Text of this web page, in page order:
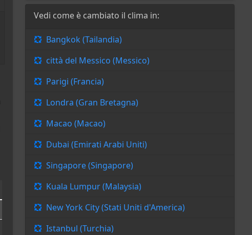
Vedi come è cambiato il clima in:
Bangkok (Tailandia)
città del Messico (Messico)
Parigi (Francia)
Londra (Gran Bretagna)
Macao (Macao)
Dubai (Emirati Arabi Uniti)
Singapore (Singapore)
Kuala Lumpur (Malaysia)
New York City (Stati Uniti d'America)
Istanbul (Turchia)